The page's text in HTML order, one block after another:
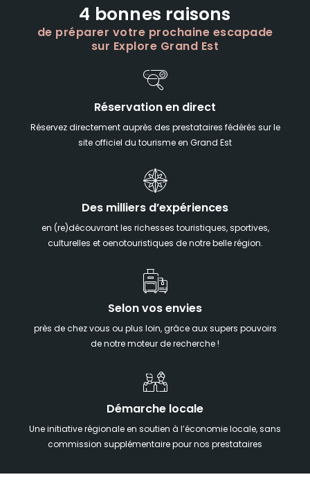
4 bonnes raisons
de préparer votre prochaine escapade
sur Explore Grand Est
Réservation en direct
Réservez directement auprès des prestataires fédérés sur le
site officiel du tourisme en Grand Est
Des milliers d’expériences
en (re)découvrant les richesses touristiques, sportives,
culturelles et oenotouristiques de notre belle région.
Selon vos envies
près de chez vous ou plus loin, grâce aux supers pouvoirs
de notre moteur de recherche !
Démarche locale
Une initiative régionale en soutien à l’économie locale, sans
commission supplémentaire pour nos prestataires